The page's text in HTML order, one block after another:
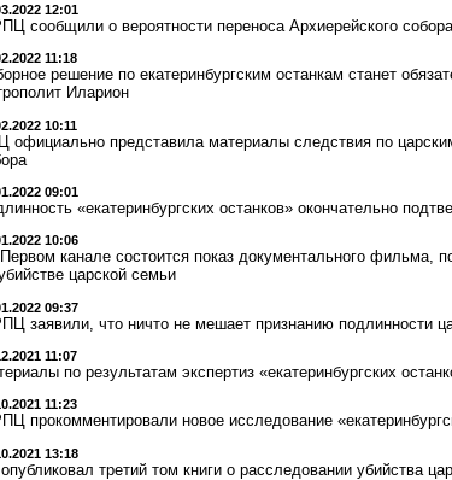
12:01
сообщили о вероятности переноса Архиерейского
11:18
решение по екатеринбургским останкам станет
Иларион
10:11
официально представила материалы следствия по
09:01
«екатеринбургских останков» окончательно
10:06
канале состоится показ документального фильма,
царской семьи
09:37
заявили, что ничто не мешает признанию подлинности
11:07
по результатам экспертиз «екатеринбургских
11:23
прокомментировали новое исследование
13:18
третий том книги о расследовании убийства